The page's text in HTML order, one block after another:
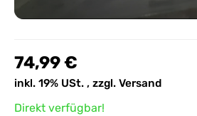
74,99 €
inkl. 19% USt. , zzgl. Versand
Direkt verfügbar!